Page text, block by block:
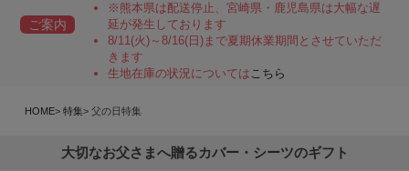
ご案内
※熊本県は配送停止、宮崎県・鹿児島県は大幅な遅
延が発生しております
8/11(火)～8/16(日)まで夏期休業期間とさせていただ
きます
生地在庫の状況についてはこちら
HOME 特集 父の日特集
大切なお父さまへ贈るカバー・シーツのギフト